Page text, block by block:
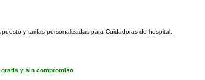
y tarifas personalizadas para Cuidadoras de hospital.
gratis y sin compromiso